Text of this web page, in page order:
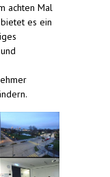
achten Mal
es ein